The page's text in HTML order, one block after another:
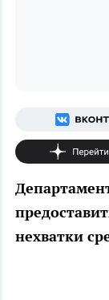
нехватки